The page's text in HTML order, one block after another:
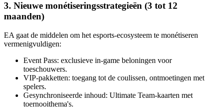
3. Nieuwe monétiseringsstrategieën (3 tot 12
maanden)
EA gaat de middelen om het esports-ecosysteem te monétiseren
vermenigvuldigen:
Event Pass: exclusieve in-game beloningen voor
toeschouwers.
VIP-pakketten: toegang tot de coulissen, ontmoetingen met
spelers.
Gesynchroniseerde inhoud: Ultimate Team-kaarten met
toernooithema's.